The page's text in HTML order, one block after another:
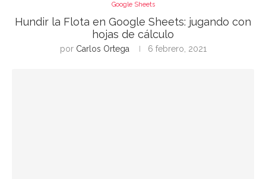
Google Sheets
Hundir la Flota en Google Sheets: jugando con
hojas de cálculo
por Carlos Ortega 6 febrero, 2021